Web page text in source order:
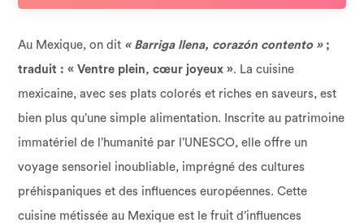
Au Mexique, on dit « Barriga llena, corazón contento »;
traduit : « Ventre plein, cœur joyeux ». La cuisine
mexicaine, avec ses plats colorés et riches en saveurs, est
bien plus qu’une simple alimentation. Inscrite au patrimoine
immatériel de l’humanité par l’UNESCO, elle offre un
voyage sensoriel inoubliable, imprégné des cultures
préhispaniques et des influences européennes. Cette
cuisine métissée au Mexique est le fruit d’influences